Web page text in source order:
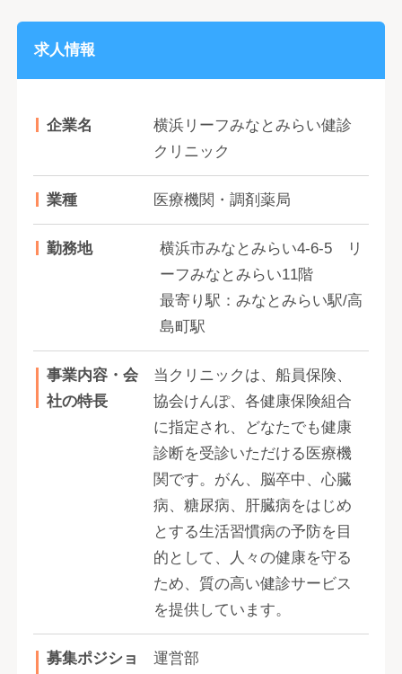
求人情報
企業名
横浜リーフみなとみらい健診
クリニック
業種 医療機関・調剤薬局
勤務地
横浜市みなとみらい4-6-5 リ
ーフみなとみらい11階
最寄り駅：みなとみらい駅/高
島町駅
事業内容・会
社の特長
当クリニックは、船員保険、
協会けんぽ、各健康保険組合
に指定され、どなたでも健康
診断を受診いただける医療機
関です。がん、脳卒中、心臓
病、糖尿病、肝臓病をはじめ
とする生活習慣病の予防を目
的として、人々の健康を守る
ため、質の高い健診サービス
を提供しています。
募集ポジショ
運営部